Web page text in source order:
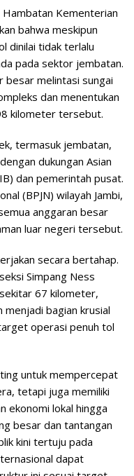
Hambatan Kementerian
bahwa meskipun
dinilai tidak terlalu
pada sektor jembatan.
besar melintasi sungai
dan menentukan
kilometer tersebut.
termasuk jembatan,
dukungan Asian
dan pemerintah pusat.
(BPJN) wilayah Jambi,
anggaran besar
luar negeri tersebut.
secara bertahap.
Simpang Ness
67 kilometer,
bagian krusial
operasi penuh tol
untuk mempercepat
tetapi juga memiliki
ekonomi lokal hingga
besar dan tantangan
kini tertuju pada
dapat